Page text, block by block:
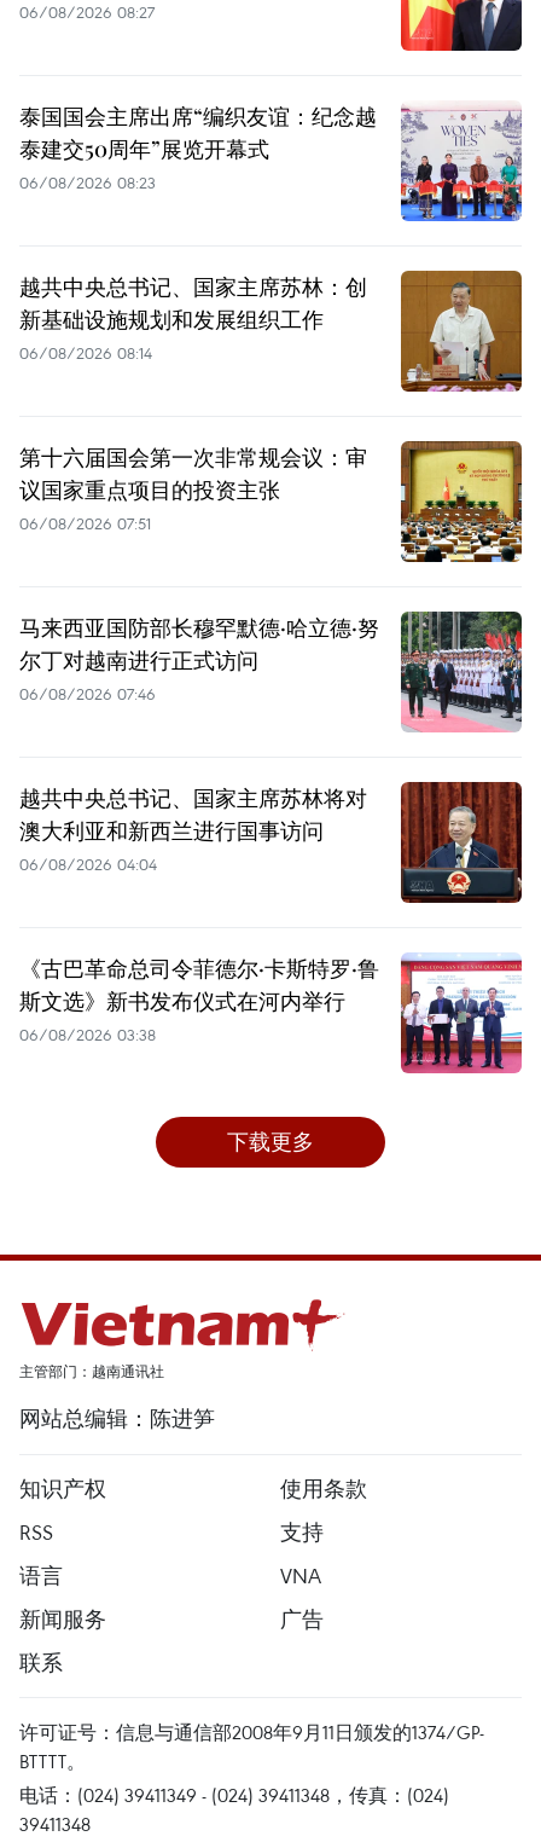
06/08/2026 08:27
泰国国会主席出席“编织友谊：纪念越
泰建交50周年”展览开幕式
06/08/2026 08:23
越共中央总书记、国家主席苏林：创
新基础设施规划和发展组织工作
06/08/2026 08:14
第十六届国会第一次非常规会议：审
议国家重点项目的投资主张
06/08/2026 07:51
马来西亚国防部长穆罕默德·哈立德·努
尔丁对越南进行正式访问
06/08/2026 07:46
越共中央总书记、国家主席苏林将对
澳大利亚和新西兰进行国事访问
06/08/2026 04:04
《古巴革命总司令菲德尔·卡斯特罗·鲁
斯文选》新书发布仪式在河内举行
06/08/2026 03:38
下载更多
主管部门：越南通讯社
网站总编辑：陈进笋
知识产权
使用条款
RSS
支持
语言
VNA
新闻服务
广告
联系
许可证号：信息与通信部2008年9月11日颁发的1374/GP-
BTTTT。
电话：(024) 39411349 - (024) 39411348，传真：(024)
39411348